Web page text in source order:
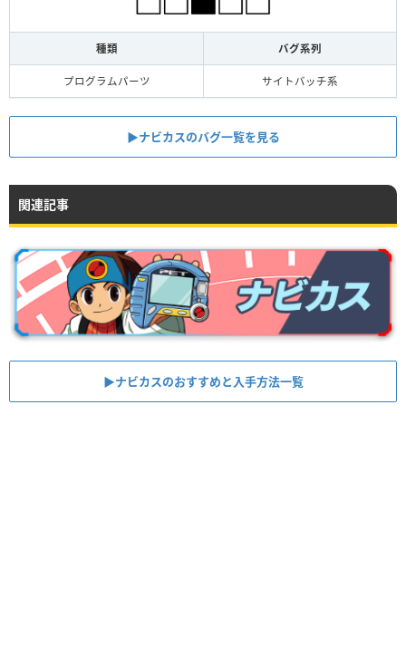
種類 バグ系列
プログラムパーツ サイトバッチ系
▶︎ナビカスのバグ一覧を見る
関連記事
▶︎ナビカスのおすすめと入手方法一覧